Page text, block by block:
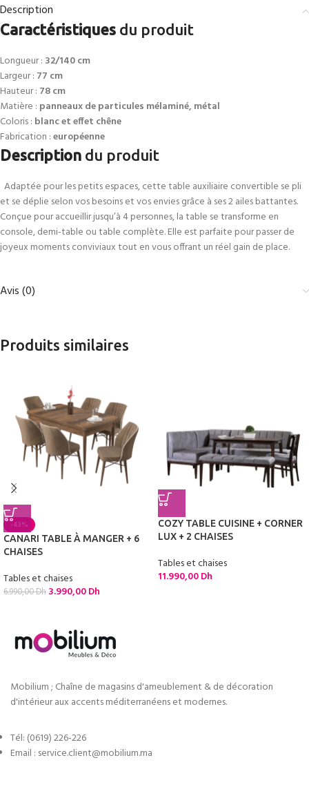
Description
Caractéristiques du produit
Longueur : 32/140 cm
Largeur : 77 cm
Hauteur : 78 cm
Matière : panneaux de particules mélaminé, métal
Coloris : blanc et effet chêne
Fabrication :européenne
Description du produit
Adaptée pour les petits espaces, cette table auxiliaire convertible se pli
et se déplie selon vos besoins et vos envies grâce à ses 2 ailes battantes.
Conçue pour accueillir jusqu’à 4 personnes, la table se transforme en
console, demi-table ou table complète. Elle est parfaite pour passer de
joyeux moments conviviaux tout en vous offrant un réel gain de place.
Avis (0)
Produits similaires
-43%
CANARI TABLE À MANGER + 6
CHAISES
Tables et chaises
6.990,00Dh 3.990,00Dh
COZY TABLE CUISINE + CORNER
LUX + 2 CHAISES
Tables et chaises
11.990,00Dh
Mobilium ; Chaîne de magasins d'ameublement & de décoration
d'intérieur aux accents méditerranéens et modernes.
Tél: (0619) 226-226
Email : service.client@mobilium.ma